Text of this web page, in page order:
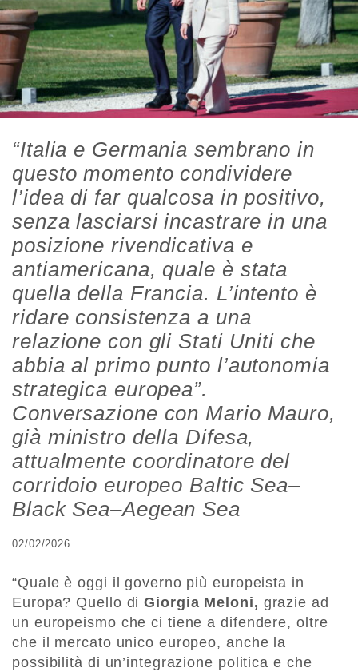
“Italia e Germania sembrano in
questo momento condividere
l’idea di far qualcosa in positivo,
senza lasciarsi incastrare in una
posizione rivendicativa e
antiamericana, quale è stata
quella della Francia. L’intento è
ridare consistenza a una
relazione con gli Stati Uniti che
abbia al primo punto l’autonomia
strategica europea”.
Conversazione con Mario Mauro,
già ministro della Difesa,
attualmente coordinatore del
corridoio europeo Baltic Sea–
Black Sea–Aegean Sea
02/02/2026
“Quale è oggi il governo più europeista in
Europa? Quello diGiorgia Meloni, grazie ad
un europeismo che ci tiene a difendere, oltre
che il mercato unico europeo, anche la
possibilità di un’integrazione politica e che